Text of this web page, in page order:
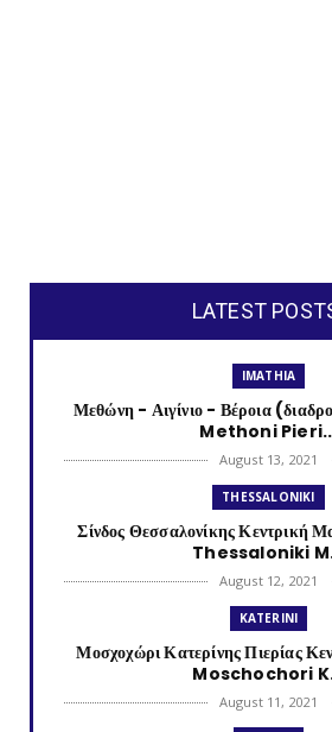
LATEST
IMATHIA
Μεθώνη - Αιγίνιο - Βέροια
Methoni
August 13, 2021
THESSALONIKI
Σίνδος Θεσσαλονίκης Κεντρική
Thessaloniki
August 12, 2021
KATERINI
Μοσχοχώρι Κατερίνης Πιερίας
Moschochori
August 11, 2021